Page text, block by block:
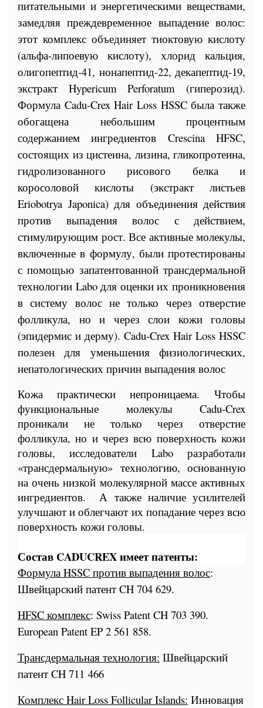
питательными и энергетическими веществами,
замедляя преждевременное выпадение волос:
этот комплекс объединяет тиоктовую кислоту
(альфа-липоевую кислоту), хлорид кальция,
олигопептид-41, нонапептид-22, декапептид-19,
экстракт Hypericum Perforatum (гиперозид).
Формула Cadu-Crex Hair Loss HSSC была также
обогащена небольшим процентным
содержанием ингредиентов Crescina HFSC,
состоящих из цистеина, лизина, гликопротеина,
гидролизованного рисового белка и
коросоловой кислоты (экстракт листьев
Eriobotrya Japonica) для объединения действия
против выпадения волос с действием,
стимулирующим рост. Все активные молекулы,
включенные в формулу, были протестированы
с помощью запатентованной трансдермальной
технологии Labo для оценки их проникновения
в систему волос не только через отверстие
фолликула, но и через слои кожи головы
(эпидермис и дерму). Cadu-Crex Hair Loss HSSC
полезен для уменьшения физиологических,
непатологических причин выпадения волос
Кожа практически непроницаема. Чтобы
функциональные молекулы Cadu-Crex
проникали не только через отверстие
фолликула, но и через всю поверхность кожи
головы, исследователи Labo разработали
«трансдермальную» технологию, основанную
на очень низкой молекулярной массе активных
ингредиентов. А также наличие усилителей
улучшают и облегчают их попадание через всю
поверхность кожи головы.
Состав CADUCREX имеет патенты:
Формула HSSC против выпадения волос:
Швейцарский патент CH 704 629.
HFSC комплекс: Swiss Patent CH 703 390.
European Patent EP 2 561 858.
Трансдермальная технология: Швейцарский
патент CH 711 466
Комплекс Hair Loss Follicular Islands: Инновация